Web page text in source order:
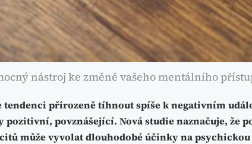
nástroj ke změně vašeho mentálního
tendenci přirozeně tíhnout spíše k negativním
pozitivní, povznášející. Nová studie naznačuje, že
může vyvolat dlouhodobé účinky na